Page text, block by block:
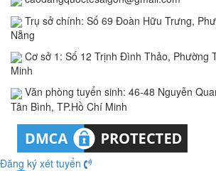
Trụ sở chính: Số 69 Đoàn Hữu Trưng,
Nẵng
Cơ sở 1: Số 12 Trịnh Đình Thảo, Phường
Minh
Văn phòng tuyển sinh: 46-48 Nguyễn
Tân Bình, TP.Hồ Chí Minh
Đăng ký xét tuyển